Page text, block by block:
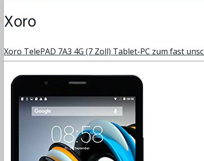
Xoro
Xoro TelePAD 7A3 4G (7 Zoll) Tablet-PC zum fast